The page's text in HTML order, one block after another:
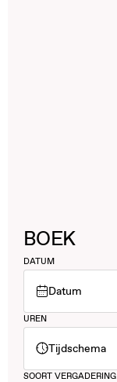
BOEK
DATUM
Datum
UREN
Tijdschema
SOORT VERGADERING